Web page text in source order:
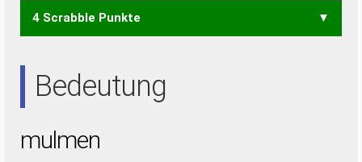
EMU
4 Scrabble Punkte
Bedeutung
mulmen